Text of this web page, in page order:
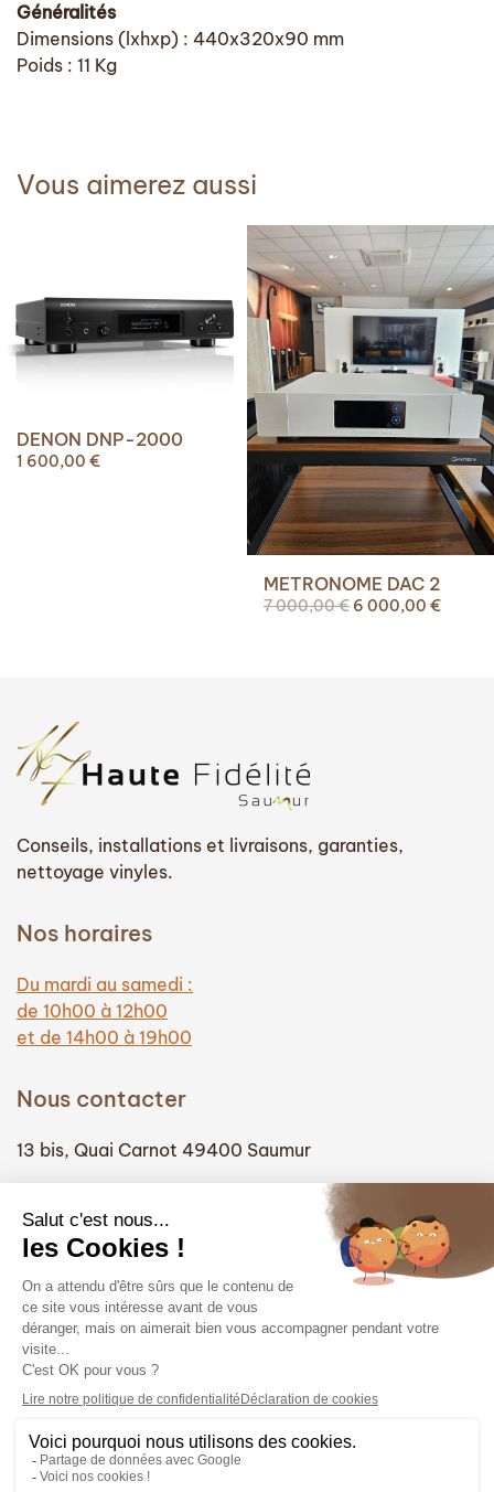
Généralités
Dimensions (lxhxp) : 440x320x90 mm
Poids : 11 Kg
Vous aimerez aussi
DENON DNP-2000
1 600,00 €
METRONOME DAC 2
7 000,00€ Le
6 000,00 €Le
Conseils, installations et livraisons, garanties,
nettoyage vinyles.
Nos horaires
Du mardi au samedi :
de 10h00 à 12h00
et de 14h00 à 19h00
Nous contacter
13 bis, Quai Carnot 49400 Saumur
info@hautefidelite-saumur.com
Liens
Contact
Mentions légales
Politique de confidentialité
Politique des cookies